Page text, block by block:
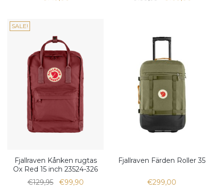
SALE!
Fjallraven Kånken rugtas
Ox Red 15 inch 23524-326
€129,95
€99,90
Fjallraven Färden Roller 35
€299,00